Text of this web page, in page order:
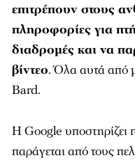
επιτρέπουν στους
πληροφορίες για
διαδρομές και να
βίντεο. Όλα αυτά από
Bard.
Η Google υποστηρίζει
παράγεται από τους